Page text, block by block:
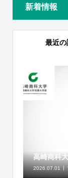
新着情報
最近の
高崎商科
2026.07.01